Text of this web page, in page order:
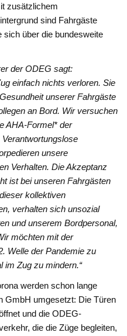
zusätzlichem
sind Fahrgäste
über die bundesweite
der ODEG sagt:
einfach nichts verloren. Sie
unserer Fahrgäste
an Bord. Wir versuchen
AHA-Formel* der
unsere
Verhalten. Die Akzeptanz
ist bei unseren Fahrgästen
kollektiven
verhalten sich unsozial
und unserem Bordpersonal,
möchten mit der
Welle der Pandemie zu
im Zug zu mindern.“
werden schon lange
GmbH umgesetzt: Die Türen
und die ODEG-
die die Züge begleiten,